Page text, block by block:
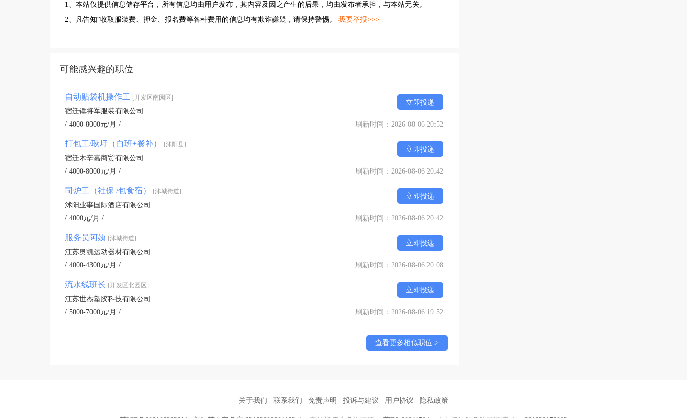
1、本站仅提供信息储存平台，所有信息均由用户发布，其内容及因之产生的后果，均由发布者承担，与本站无关。
2、凡告知“收取服装费、押金、报名费等各种费用的信息均有欺诈嫌疑，请保持警惕。 我要举报>>>
可能感兴趣的职位
自动贴袋机操作工 [开发区南园区]
立即投递
宿迁锤将军服装有限公司
/ 4000-8000元/月 /
刷新时间：2026-08-06 20:52
打包工/耿圩（白班+餐补） [沭阳县]
立即投递
宿迁木辛嘉商贸有限公司
/ 4000-8000元/月 /
刷新时间：2026-08-06 20:42
司炉工（社保 /包食宿） [沭城街道]
立即投递
沭阳业事国际酒店有限公司
/ 4000元/月 /
刷新时间：2026-08-06 20:42
服务员阿姨 [沭城街道]
立即投递
江苏奥凯运动器材有限公司
/ 4000-4300元/月 /
刷新时间：2026-08-06 20:08
流水线班长 [开发区北园区]
立即投递
江苏世杰塑胶科技有限公司
/ 5000-7000元/月 /
刷新时间：2026-08-06 19:52
查看更多相似职位 >
关于我们 联系我们 免责声明 投诉与建议 用户协议 隐私政策